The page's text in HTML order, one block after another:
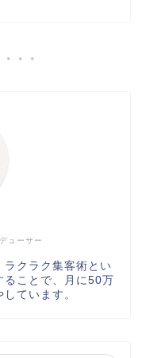
ューサー
ラクラク集客術とい
ることで、月に50万
ています。